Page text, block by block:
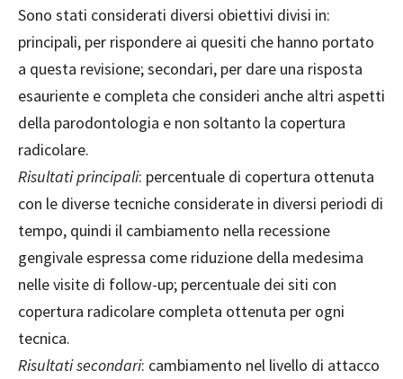
Sono stati considerati diversi obiettivi divisi in:
principali, per rispondere ai quesiti che hanno portato
a questa revisione; secondari, per dare una risposta
esauriente e completa che consideri anche altri aspetti
della parodontologia e non soltanto la copertura
radicolare.
Risultatiprincipali: percentuale di copertura ottenuta
con le diverse tecniche considerate in diversi periodi di
tempo, quindi il cambiamento nella recessione
gengivale espressa come riduzione della medesima
nelle visite di follow-up; percentuale dei siti con
copertura radicolare completa ottenuta per ogni
tecnica.
Risultatisecondari: cambiamento nel livello di attacco